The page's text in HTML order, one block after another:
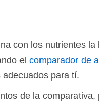
con los nutrientes
el comparador de
para tí.
de la